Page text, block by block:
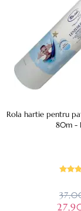
Rola hartie pentru
80m -